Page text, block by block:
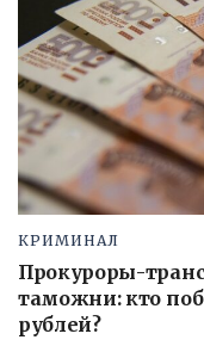
КРИМИНАЛ
Прокуроры-
таможни: кто
рублей?